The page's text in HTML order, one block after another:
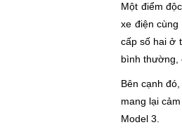
Một điểm
xe điện
cấp số hai ở
bình thường,
Bên cạnh
mang lại
Model 3.